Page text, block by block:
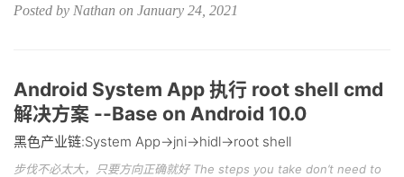
Posted by Nathan on January 24, 2021
Android System App 执行 root shell cmd
解决方案 --Base on Android 10.0
黑色产业链:System App->jni->hidl->root shell
步伐不必太大，只要方向正确就好 The steps you take don’t need to